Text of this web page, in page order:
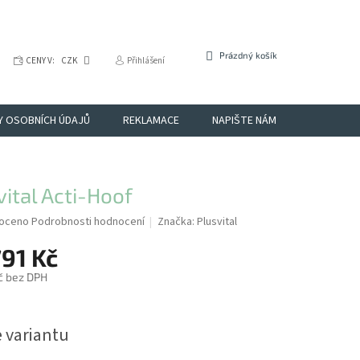
CENY V: CZK Přihlášení
NÁKUPNÍ
Prázdný košík
OSOBNÍCH ÚDAJŮ REKLAMACE NAPIŠTE NÁM
Acti-Hoof
Podrobnosti hodnocení Značka:Plusvital
Kč
bez DPH
variantu